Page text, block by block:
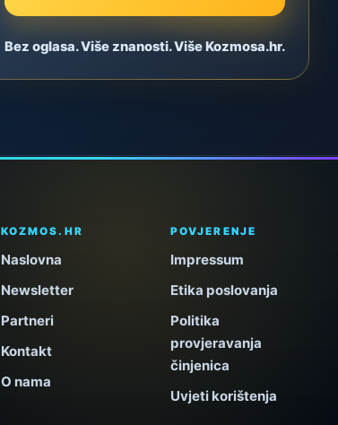
Bez oglasa. Više znanosti. Više Kozmosa.hr.
KOZMOS.HR
Naslovna
Newsletter
Partneri
Kontakt
O nama
POVJERENJE
Impressum
Etika poslovanja
Politika
provjeravanja
činjenica
Uvjeti korištenja